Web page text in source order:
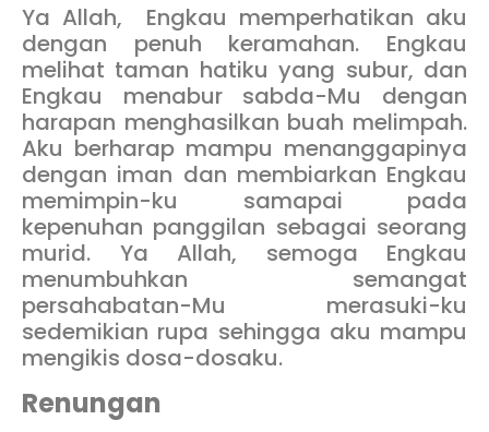
Ya Allah, Engkau memperhatikan aku
dengan penuh keramahan. Engkau
melihat taman hatiku yang subur, dan
Engkau menabur sabda-Mu dengan
harapan menghasilkan buah melimpah.
Aku berharap mampu menanggapinya
dengan iman dan membiarkan Engkau
memimpin-ku samapai pada
kepenuhan panggilan sebagai seorang
murid. Ya Allah, semoga Engkau
menumbuhkan semangat
persahabatan-Mu merasuki-ku
sedemikian rupa sehingga aku mampu
mengikis dosa-dosaku.
Renungan